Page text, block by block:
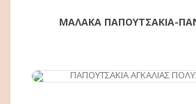
ΜΑΛΑΚΑ ΠΑΠΟΥΤΣΑΚΙΑ-
ΑΓΟΡΆ